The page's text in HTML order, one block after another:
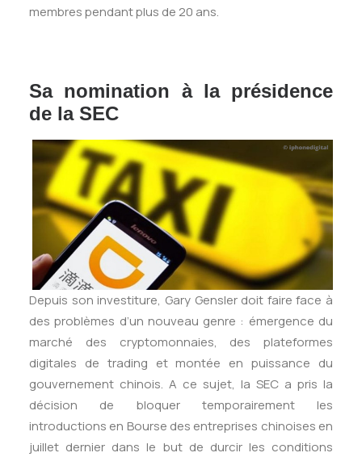
membres pendant plus de 20 ans.
Sa nomination à la présidence
de la SEC
Depuis son investiture, Gary Gensler doit faire face à
des problèmes d’un nouveau genre : émergence du
marché des cryptomonnaies, des plateformes
digitales de trading et montée en puissance du
gouvernement chinois. A ce sujet, la SEC a pris la
décision de bloquer temporairement les
introductions en Bourse des entreprises chinoises en
juillet dernier dans le but de durcir les conditions